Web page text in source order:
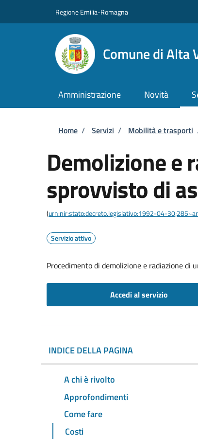
Regione Emilia-Romagna
Comune di Alta
Amministrazione Novità
Briciole di pane
Home / Servizi / Mobilità e trasporti
Demolizione e
sprovvisto di
(urn:nir:stato:decreto.legislativo:1992-04-
Servizio attivo
Procedimento di demolizione e radiazione di
Accedi al servizio
INDICE DELLA PAGINA
A chi è rivolto
Approfondimenti
Come fare
Costi